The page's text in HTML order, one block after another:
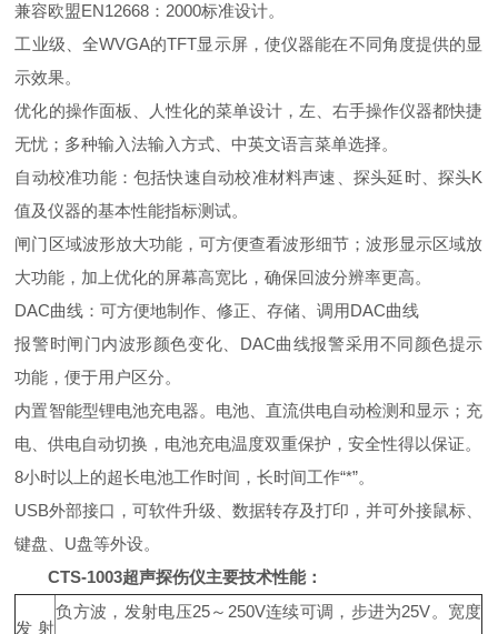
兼容欧盟EN12668：2000标准设计。
工业级、全WVGA的TFT显示屏，使仪器能在不同角度提供的显
示效果。
优化的操作面板、人性化的菜单设计，左、右手操作仪器都快捷
无忧；多种输入法输入方式、中英文语言菜单选择。
自动校准功能：包括快速自动校准材料声速、探头延时、探头K
值及仪器的基本性能指标测试。
闸门区域波形放大功能，可方便查看波形细节；波形显示区域放
大功能，加上优化的屏幕高宽比，确保回波分辨率更高。
DAC曲线：可方便地制作、修正、存储、调用DAC曲线
报警时闸门内波形颜色变化、DAC曲线报警采用不同颜色提示
功能，便于用户区分。
内置智能型锂电池充电器。电池、直流供电自动检测和显示；充
电、供电自动切换，电池充电温度双重保护，安全性得以保证。
8小时以上的超长电池工作时间，长时间工作“*”。
USB外部接口，可软件升级、数据转存及打印，并可外接鼠标、
键盘、U盘等外设。
CTS-1003超声探伤仪主要技术性能：
发射
负方波，发射电压25～250V连续可调，步进为25V。宽度